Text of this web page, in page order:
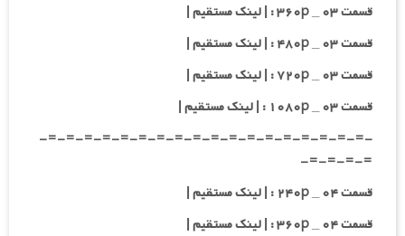
قسمت ۰۳ _ ۳۶۰p : | لینک مستقیم |
قسمت ۰۳ _ ۴۸۰p : | لینک مستقیم |
قسمت ۰۳ _ ۷۲۰p : | لینک مستقیم |
قسمت ۰۳ _ ۱۰۸۰p : | لینک مستقیم |
-=-=-=-=-=-=-=-=-=-=-=-=-=-=-=-=-=-=-
=-=-=-=-
قسمت ۰۴ _ ۲۴۰p : | لینک مستقیم |
قسمت ۰۴ _ ۳۶۰p : | لینک مستقیم |